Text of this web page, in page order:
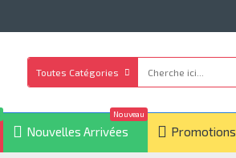
Toutes Catégories
Nouvelles Arrivées
Nouveau
Promotions